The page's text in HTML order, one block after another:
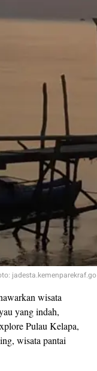
wisata
yang indah,
Pulau Kelapa,
wisata pantai